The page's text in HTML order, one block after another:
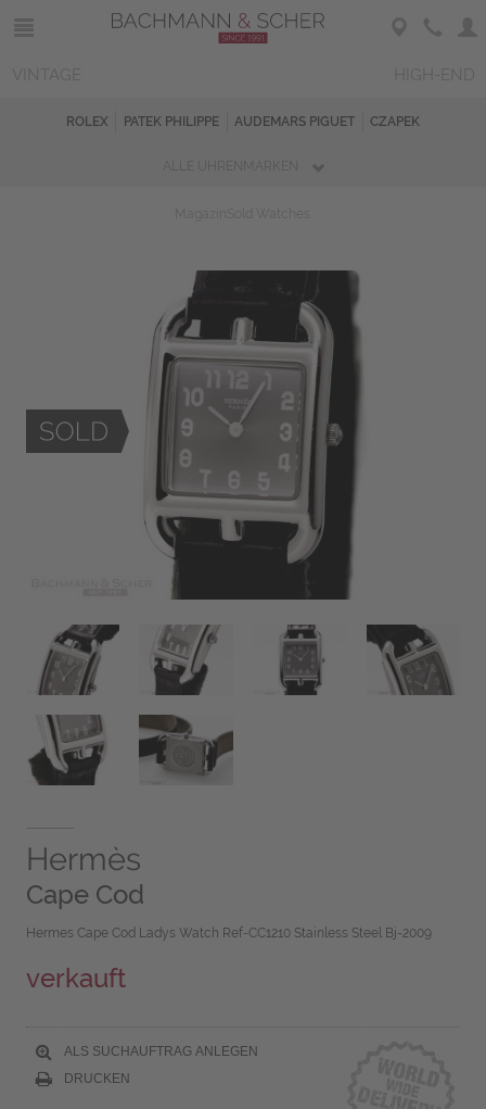
ROLEX PATEK PHILIPPE AUDEMARS PIGUET CZAPEK
Hermès
Cape Cod
Hermes Cape Cod Ladys Watch Ref-CC1210 Stainless Steel Bj-2009
verkauft
ALS SUCHAUFTRAG ANLEGEN
DRUCKEN